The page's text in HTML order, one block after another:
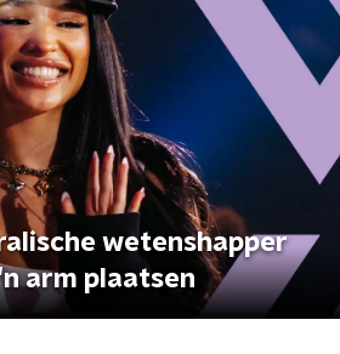
wetenshapper
arm plaatsen